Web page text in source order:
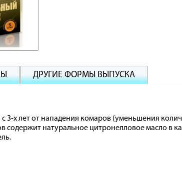
ДРУГИЕ ФОРМЫ ВЫПУСКА
3-х лет от нападения комаров (уменьшения
содержит натуральное цитронелловое масло в